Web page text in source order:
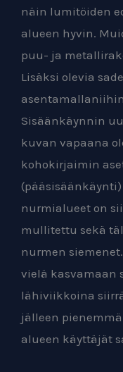
näin lumitöiden
alueen hyvin.
puu- ja
Lisäksi olevia
Sisäänkäynnin
kuvan vapaana
kohokirjaimin
(pääsisäänkäynti)
nurmialueet on
mullitettu sekä
nurmen
vielä kasvamaan
lähiviikkoina
jälleen
alueen käyttäjät